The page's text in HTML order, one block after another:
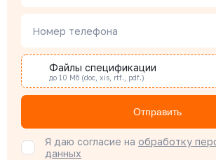
Наталья Гомонова
Бондарюк Евгения
Специалист отдела продаж
Номер телефона
Файлы спецификации
до 10 Мб (doc, xis, rtf., pdf.)
Отправить
Я даю согласие на обработку
данных